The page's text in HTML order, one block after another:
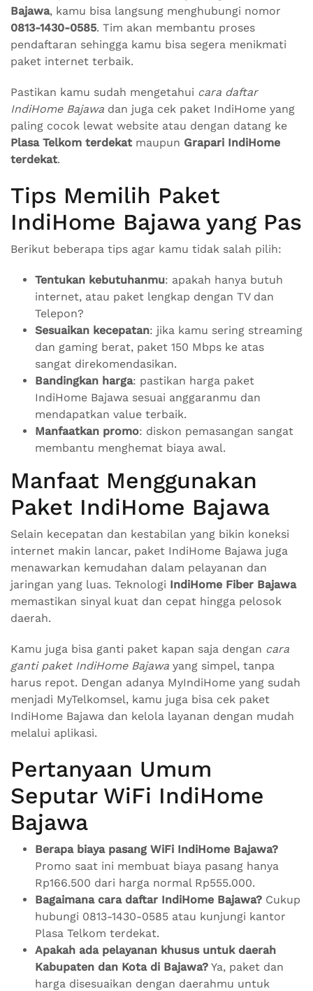
Bajawa, kamu bisa langsung menghubungi nomor
0813-1430-0585. Tim akan membantu proses
pendaftaran sehingga kamu bisa segera menikmati
paket internet terbaik.
Pastikan kamu sudah mengetahui cara daftar
IndiHome Bajawa dan juga cek paket IndiHome yang
paling cocok lewat website atau dengan datang ke
Plasa Telkom terdekat maupun Grapari IndiHome
terdekat.
Tips Memilih Paket
IndiHome Bajawa yang Pas
Berikut beberapa tips agar kamu tidak salah pilih:
Tentukan kebutuhanmu: apakah hanya butuh
internet, atau paket lengkap dengan TV dan
Telepon?
Sesuaikan kecepatan: jika kamu sering streaming
dan gaming berat, paket 150 Mbps ke atas
sangat direkomendasikan.
Bandingkan harga: pastikan harga paket
IndiHome Bajawa sesuai anggaranmu dan
mendapatkan value terbaik.
Manfaatkan promo: diskon pemasangan sangat
membantu menghemat biaya awal.
Manfaat Menggunakan
Paket IndiHome Bajawa
Selain kecepatan dan kestabilan yang bikin koneksi
internet makin lancar, paket IndiHome Bajawa juga
menawarkan kemudahan dalam pelayanan dan
jaringan yang luas. Teknologi IndiHome Fiber Bajawa
memastikan sinyal kuat dan cepat hingga pelosok
daerah.
Kamu juga bisa ganti paket kapan saja dengan cara
ganti paket IndiHome Bajawa yang simpel, tanpa
harus repot. Dengan adanya MyIndiHome yang sudah
menjadi MyTelkomsel, kamu juga bisa cek paket
IndiHome Bajawa dan kelola layanan dengan mudah
melalui aplikasi.
Pertanyaan Umum
Seputar WiFi IndiHome
Bajawa
Berapa biaya pasang WiFi IndiHome Bajawa?
Promo saat ini membuat biaya pasang hanya
Rp166.500 dari harga normal Rp555.000.
Bagaimana cara daftar IndiHome Bajawa? Cukup
hubungi 0813-1430-0585 atau kunjungi kantor
Plasa Telkom terdekat.
Apakah ada pelayanan khusus untuk daerah
Kabupaten dan Kota di Bajawa? Ya, paket dan
harga disesuaikan dengan daerahmu untuk